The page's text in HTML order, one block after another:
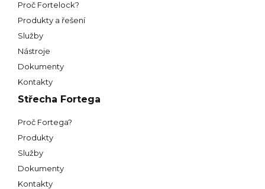
Proč Fortelock?
Produkty a řešení
Služby
Nástroje
Dokumenty
Kontakty
Střecha Fortega
Proč Fortega?
Produkty
Služby
Dokumenty
Kontakty